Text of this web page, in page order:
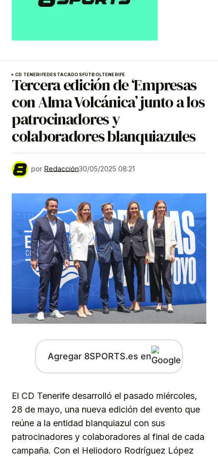
CD TENERIFEDESTACADOSFÚTBOLTENERIFE
Tercera edición de ‘Empresas
con Alma Volcánica’ junto a los
patrocinadores y
colaboradores blanquiazules
por Redacción30/05/2025 08:21
Agregar 8SPORTS.es en
El CD Tenerife desarrolló el pasado miércoles,
28 de mayo, una nueva edición del evento que
reúne a la entidad blanquiazul con sus
patrocinadores y colaboradores al final de cada
campaña. Con el Heliodoro Rodríguez López